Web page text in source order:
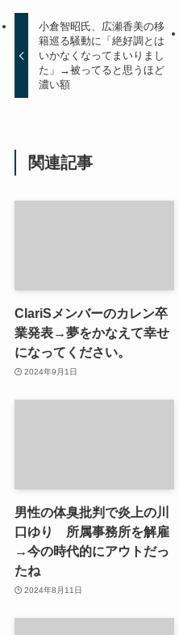
小倉智昭氏、広瀬香美の移
籍巡る騒動に「絶好調とは
いかなくなってまいりまし
た」→被ってると思うほど
濃い額
関連記事
ClariSメンバーのカレン卒
業発表→夢をかなえて幸せ
になってください。
2024年9月1日
男性の体臭批判で炎上の川
口ゆり 所属事務所を解雇
→今の時代的にアウトだっ
たね
2024年8月11日